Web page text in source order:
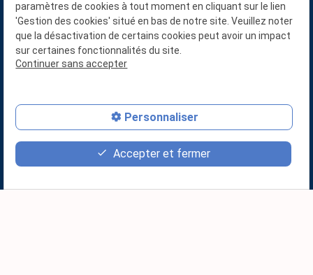
N° SIRET : 88761774400016
02 78 77 14 80
LA GRANDE CHABOSSIERE
49110 BEAUPREAU-EN-MAUGES
paramètres de cookies à tout moment en cliquant sur le lien
'Gestion des cookies' situé en bas de notre site. Veuillez noter
que la désactivation de certains cookies peut avoir un impact
sur certaines fonctionnalités du site.
Continuer sans accepter
Personnaliser
Accepter et fermer